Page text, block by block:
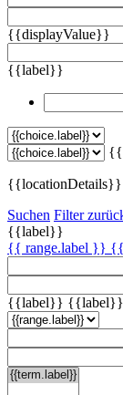
{{displayValue}}
{{label}}
{{locationDetails}}
Suchen Filter
{{label}}
{{ range.label }}
{{label}} {{label}}